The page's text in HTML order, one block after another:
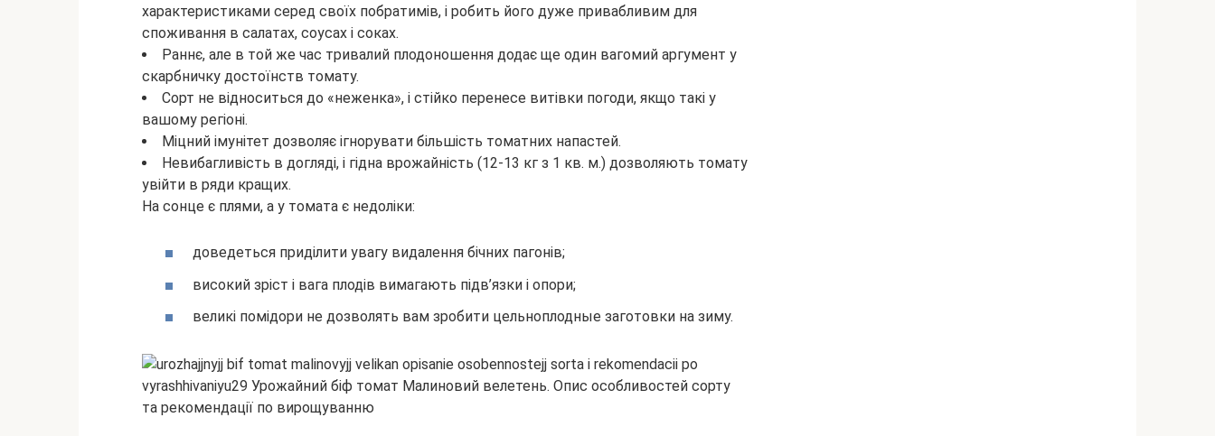
характеристиками серед своїх побратимів, і робить його дуже привабливим для
споживання в салатах, соусах і соках.
Раннє, але в той же час тривалий плодоношення додає ще один вагомий аргумент у
скарбничку достоїнств томату.
Сорт не відноситься до «неженка», і стійко перенесе витівки погоди, якщо такі у
вашому регіоні.
Міцний імунітет дозволяє ігнорувати більшість томатних напастей.
Невибагливість в догляді, і гідна врожайність (12-13 кг з 1 кв. м.) дозволяють томату
увійти в ряди кращих.
На сонце є плями, а у томата є недоліки:
доведеться приділити увагу видалення бічних пагонів;
високий зріст і вага плодів вимагають підв’язки і опори;
великі помідори не дозволять вам зробити цельноплодные заготовки на зиму.